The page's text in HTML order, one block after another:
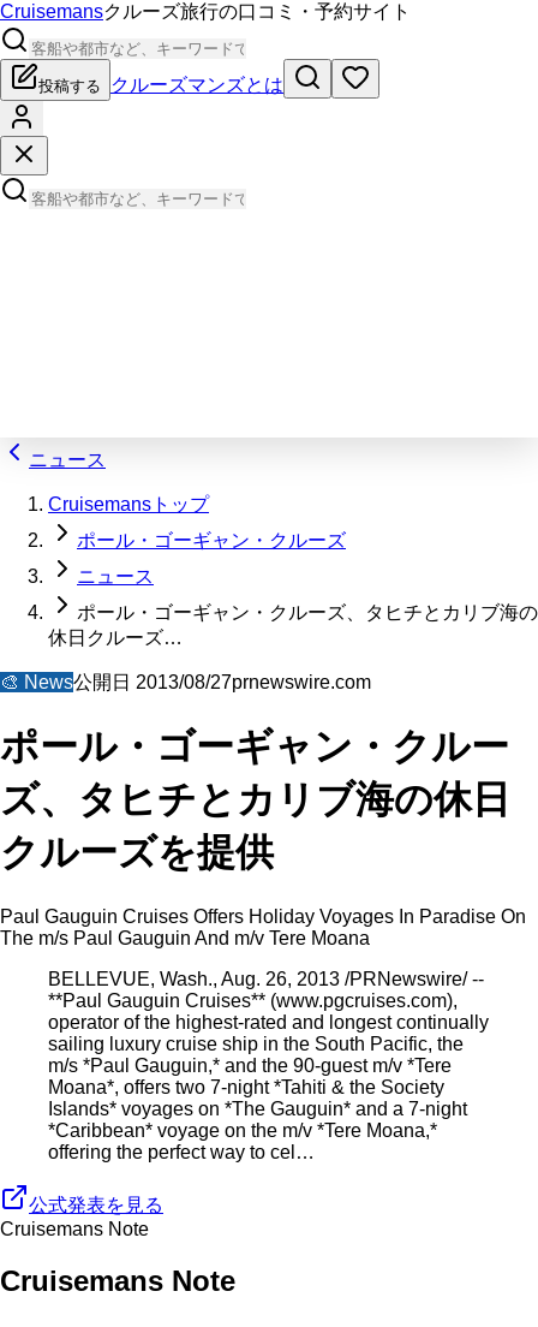
Cruisemansクルーズ旅行の口コミ・予約サイト
投稿する クルーズマンズとは
ニュース
Cruisemansトップ
ポール・ゴーギャン・クルーズ
ニュース
ポール・ゴーギャン・クルーズ、タヒチとカリブ海の
休日クルーズ…
🎨 News公開日 2013/08/27prnewswire.com
ポール・ゴーギャン・クルー
ズ、タヒチとカリブ海の休日
クルーズを提供
Paul Gauguin Cruises Offers Holiday Voyages In Paradise On
The m/s Paul Gauguin And m/v Tere Moana
BELLEVUE, Wash., Aug. 26, 2013 /PRNewswire/ --
**Paul Gauguin Cruises** (www.pgcruises.com),
operator of the highest-rated and longest continually
sailing luxury cruise ship in the South Pacific, the
m/s *Paul Gauguin,* and the 90-guest m/v *Tere
Moana*, offers two 7-night *Tahiti & the Society
Islands* voyages on *The Gauguin* and a 7-night
*Caribbean* voyage on the m/v *Tere Moana,*
offering the perfect way to cel…
公式発表を見る
Cruisemans Note
Cruisemans Note